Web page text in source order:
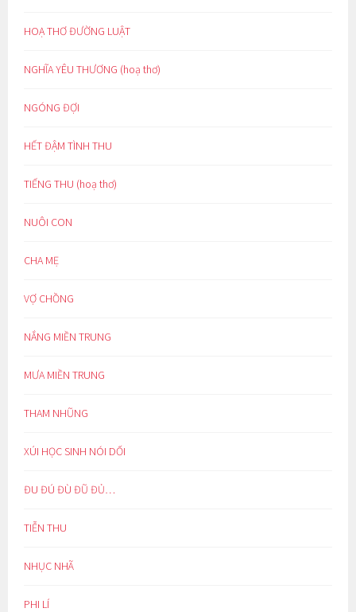
HOẠ THƠ ĐƯỜNG LUẬT
NGHĨA YÊU THƯƠNG (hoạ thơ)
NGÓNG ĐỢI
HẾT ĐẬM TÌNH THU
TIẾNG THU (hoạ thơ)
NUÔI CON
CHA MẸ
VỢ CHỒNG
NẮNG MIỀN TRUNG
MƯA MIỀN TRUNG
THAM NHŨNG
XÚI HỌC SINH NÓI DỐI
ĐU ĐÚ ĐÙ ĐŨ ĐỦ…
TIỄN THU
NHỤC NHÃ
PHI LÍ